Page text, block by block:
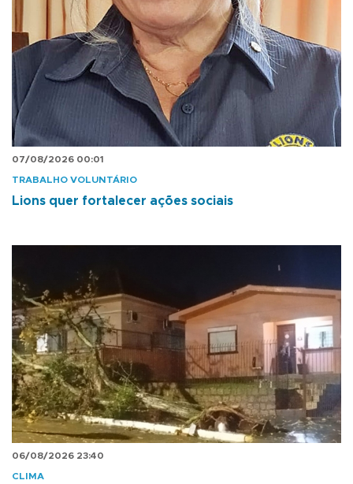
07/08/2026 00:01
TRABALHO VOLUNTÁRIO
Lions quer fortalecer ações sociais
06/08/2026 23:40
CLIMA